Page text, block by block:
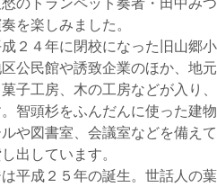
のトランペット奏者・田中みつ
を楽しみました。
２４年に閉校になった旧山郷小
公民館や誘致企業のほか、地元
子工房、木の工房などが入り、
智頭杉をふんだんに使った建物
や図書室、会議室などを備えて
出しています。
平成２５年の誕生。世話人の葉